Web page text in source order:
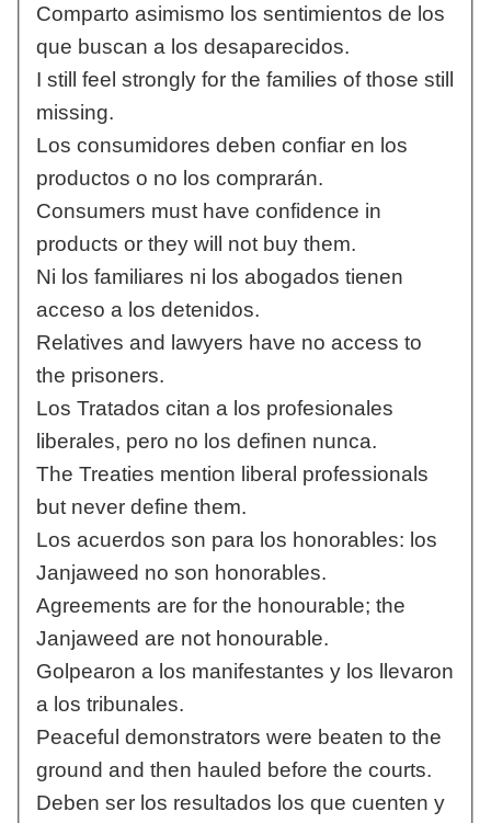
Comparto asimismo los sentimientos de los
que buscan a los desaparecidos.
I still feel strongly for the families of those still
missing.
Los consumidores deben confiar en los
productos o no los comprarán.
Consumers must have confidence in
products or they will not buy them.
Ni los familiares ni los abogados tienen
acceso a los detenidos.
Relatives and lawyers have no access to
the prisoners.
Los Tratados citan a los profesionales
liberales, pero no los definen nunca.
The Treaties mention liberal professionals
but never define them.
Los acuerdos son para los honorables: los
Janjaweed no son honorables.
Agreements are for the honourable; the
Janjaweed are not honourable.
Golpearon a los manifestantes y los llevaron
a los tribunales.
Peaceful demonstrators were beaten to the
ground and then hauled before the courts.
Deben ser los resultados los que cuenten y